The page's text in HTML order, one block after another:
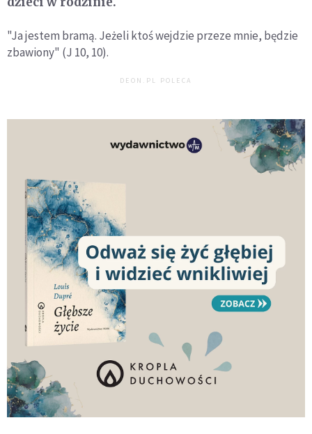
"Ja jestem bramą. Jeżeli ktoś wejdzie przeze mnie, będzie
zbawiony" (J 10, 10).
DEON.PL POLECA